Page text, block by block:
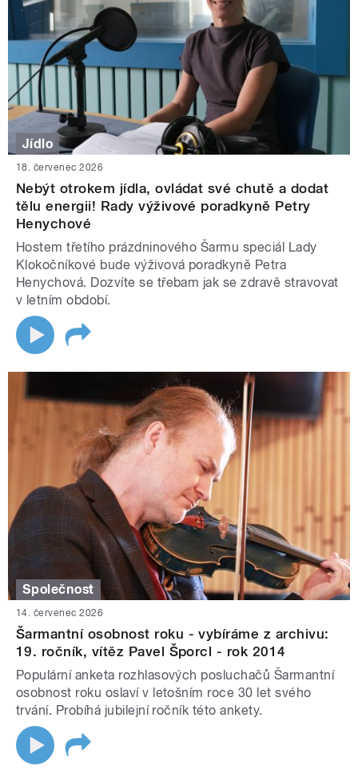
Jídlo
18. červenec 2026
Nebýt otrokem jídla, ovládat své chutě a dodat
tělu energii! Rady výživové poradkyně Petry
Henychové
Hostem třetího prázdninového Šarmu speciál Lady
Klokočníkové bude výživová poradkyně Petra
Henychová. Dozvíte se třebam jak se zdravě stravovat
v letním období.
Společnost
14. červenec 2026
Šarmantní osobnost roku - vybíráme z archivu:
19. ročník, vítěz Pavel Šporcl - rok 2014
Populární anketa rozhlasových posluchačů Šarmantní
osobnost roku oslaví v letošním roce 30 let svého
trvání. Probíhá jubilejní ročník této ankety.